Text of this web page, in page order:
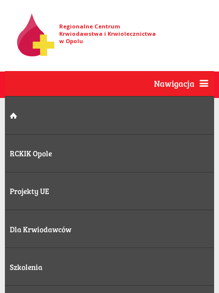
Regionalne Centrum
Krwiodawstwa i Krwiolecznictwa
w Opolu
Nawigacja
RCKIK Opole
Projekty UE
Dla Krwiodawców
Szkolenia